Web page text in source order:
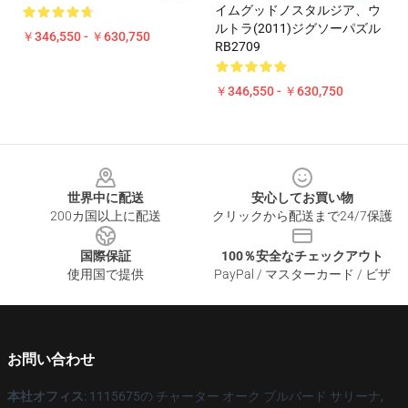
￥346,550 - ￥630,750
イムグッドノスタルジア、ウ
ルトラ(2011)ジグソーパズル
RB2709
￥346,550 - ￥630,750
世界中に配送
200カ国以上に配送
安心してお買い物
クリックから配送まで24/7保護
国際保証
使用国で提供
100％安全なチェックアウト
PayPal / マスターカード / ビザ
お問い合わせ
本社オフィス: 1115675の チャーター オーク ブルバード サリーナ,